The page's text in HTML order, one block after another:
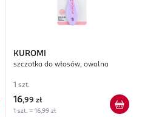
KUROMI
szczotka do włosów, owalna
1 szt.
16,99 zł
1 szt. = 16,99 zł